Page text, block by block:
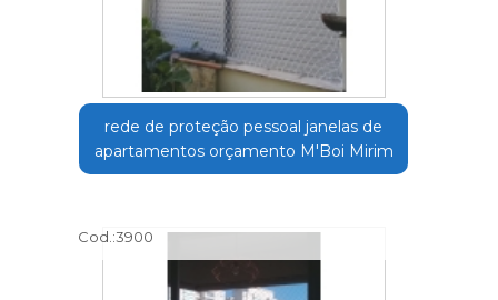
rede de proteção pessoal janelas de
apartamentos orçamento M'Boi Mirim
Cod.:3900